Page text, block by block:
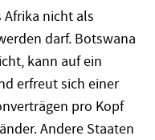
Afrika nicht als
darf. Botswana
kann auf ein
erfreut sich einer
pro Kopf
Andere Staaten